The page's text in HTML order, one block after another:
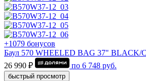
+1079 бонусов
Баул 570 WHEELED BAG 37" BLACK/
26 990 ₽
по 6 748 руб.
быстрый просмотр